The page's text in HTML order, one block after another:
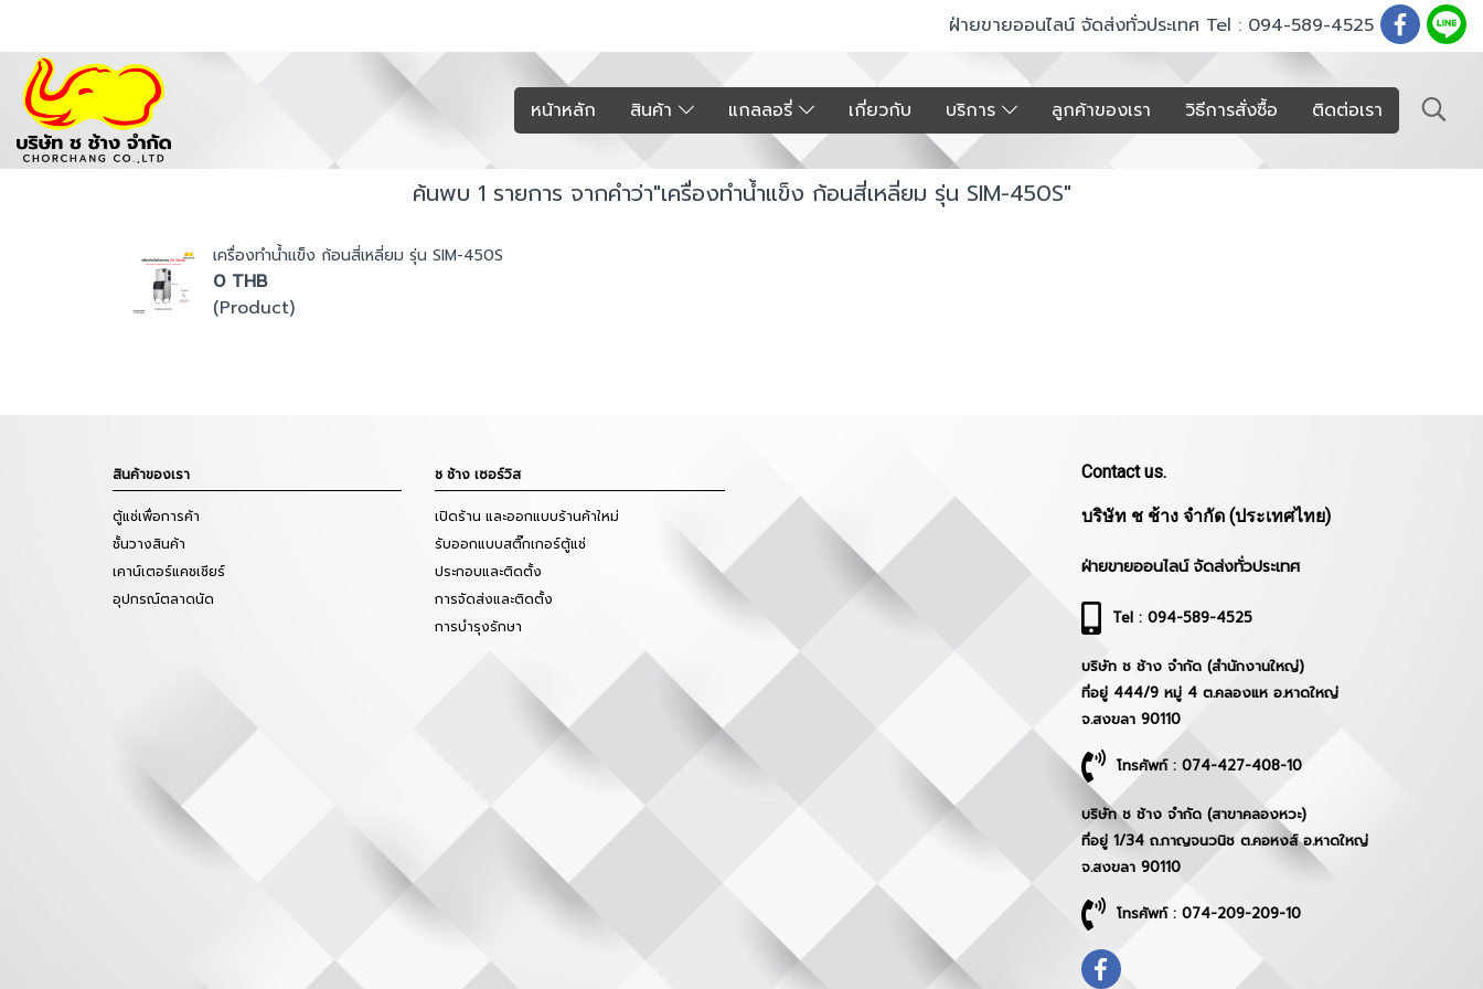
ฝ่ายขายออนไลน์ จัดส่งทั่วประเทศ Tel : 094-589-4525
หน้าหลัก สินค้า แกลลอรี่ เกี่ยวกับ บริการ ลูกค้าของเรา วิธีการสั่งซื้อ ติดต่อเรา
ค้นพบ 1 รายการ จากคำว่า"เครื่องทำน้ำแข็ง ก้อนสี่เหลี่ยม รุ่น SIM-450S"
เครื่องทำน้ำแข็ง ก้อนสี่เหลี่ยม รุ่น SIM-450S
0 THB
(Product)
สินค้าของเรา
ตู้แช่เพื่อการค้า
ชั้นวางสินค้า
เคาน์เตอร์แคชเชียร์
อุปกรณ์ตลาดนัด
ช ช้าง เซอร์วิส
เปิดร้าน และออกแบบร้านค้าใหม่
รับออกแบบสติ๊กเกอร์ตู้แช่
ประกอบและติดตั้ง
การจัดส่งและติดตั้ง
การบำรุงรักษา
Contact us.
บริษัท ช ช้าง จำกัด (ประเทศไทย)
ฝ่ายขายออนไลน์ จัดส่งทั่วประเทศ
Tel : 094-589-4525
บริษัท ช ช้าง จำกัด (สำนักงานใหญ่)
ที่อยู่ 444/9 หมู่ 4 ต.คลองแห อ.หาดใหญ่
จ.สงขลา 90110
โทรศัพท์ : 074-427-408-10
บริษัท ช ช้าง จำกัด (สาขาคลองหวะ)
ที่อยู่ 1/34 ถ.กาญจนวนิช ต.คอหงส์ อ.หาดใหญ่
จ.สงขลา 90110
โทรศัพท์ : 074-209-209-10